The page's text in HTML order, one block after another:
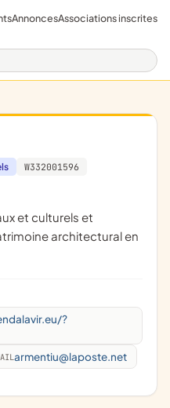
AnnoncesAssociations inscrites
W332001596
architectural en
?
armentiu@laposte.net